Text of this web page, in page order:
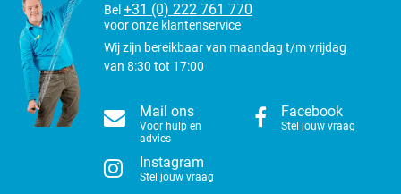
Bel +31 (0) 222 761 770
voor onze klantenservice
Wij zijn bereikbaar van maandag t/m vrijdag
van 8:30 tot 17:00
Mail ons
Voor hulp en
advies
Facebook
Stel jouw vraag
Instagram
Stel jouw vraag